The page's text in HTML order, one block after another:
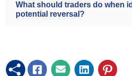
What should traders do when
potential reversal?